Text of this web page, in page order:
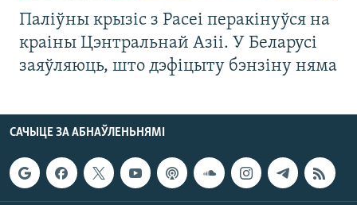
Паліўны крызіс з Расеі перакінуўся на
краіны Цэнтральнай Азіі. У Беларусі
заяўляюць, што дэфіцыту бэнзіну няма
САЧЫЦЕ ЗА АБНАЎЛЕНЬНЯМІ